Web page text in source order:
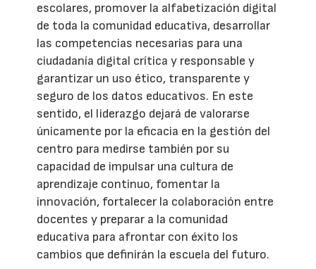
escolares, promover la alfabetización digital
de toda la comunidad educativa, desarrollar
las competencias necesarias para una
ciudadanía digital crítica y responsable y
garantizar un uso ético, transparente y
seguro de los datos educativos. En este
sentido, el liderazgo dejará de valorarse
únicamente por la eficacia en la gestión del
centro para medirse también por su
capacidad de impulsar una cultura de
aprendizaje continuo, fomentar la
innovación, fortalecer la colaboración entre
docentes y preparar a la comunidad
educativa para afrontar con éxito los
cambios que definirán la escuela del futuro.